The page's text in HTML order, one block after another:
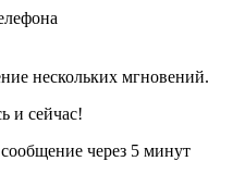
нескольких мгновений.
и сейчас!
через 5 минут